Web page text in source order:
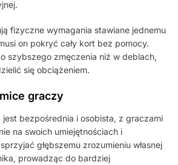
fizyczne wymagania stawiane jednemu
on pokryć cały kort bez pomocy.
szybszego zmęczenia niż w deblach,
się obciążeniem.
graczy
jest bezpośrednia i osobista, z graczami
na swoich umiejętnościach i
głębszemu zrozumieniu własnej
prowadząc do bardziej